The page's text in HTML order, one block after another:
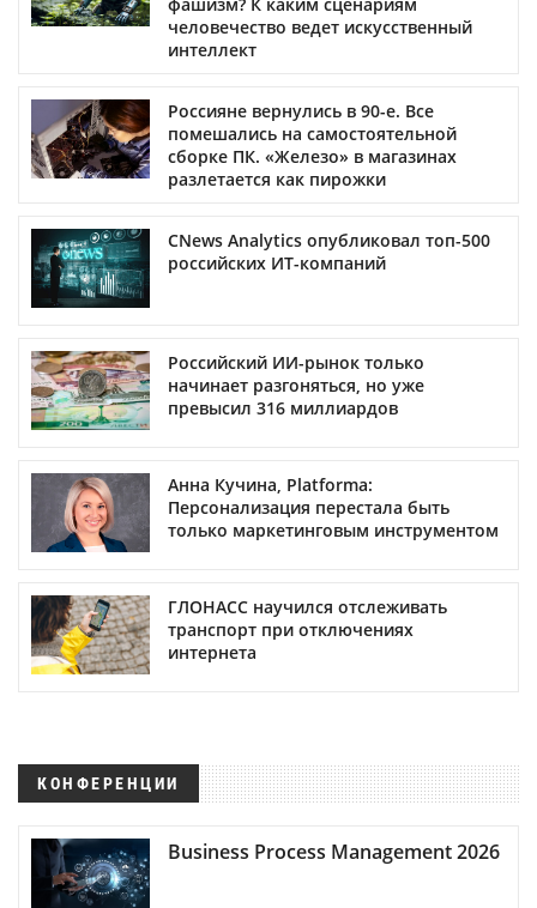
человечество ведет искусственный
интеллект
Россияне вернулись в 90-е. Все
помешались на самостоятельной
сборке ПК. «Железо» в магазинах
разлетается как пирожки
CNews Analytics опубликовал топ-500
российских ИТ-компаний
Российский ИИ-рынок только
начинает разгоняться, но уже
превысил 316 миллиардов
Анна Кучина, Platforma:
Персонализация перестала быть
только маркетинговым инструментом
ГЛОНАСС научился отслеживать
транспорт при отключениях
интернета
КОНФЕРЕНЦИИ
Business Process Management 2026